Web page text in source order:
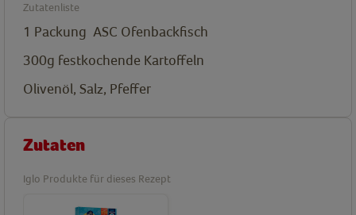
Zutatenliste
1 Packung ASC Ofenbackfisch
300g festkochende Kartoffeln
Olivenöl, Salz, Pfeffer
Zutaten
Iglo Produkte für dieses Rezept